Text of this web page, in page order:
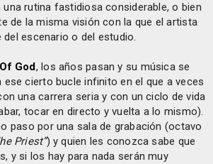
rutina fastidiosa considerable, o bien
de la misma visión con la que el artista
escenario o del estudio.
God, los años pasan y su música se
ese cierto bucle infinito en el que a veces
una carrera seria y con un ciclo de vida
tocar en directo y vuelta a lo mismo).
paso por una sala de grabación (octavo
Priest”) y quien les conozca sabe que
y si los hay para nada serán muy